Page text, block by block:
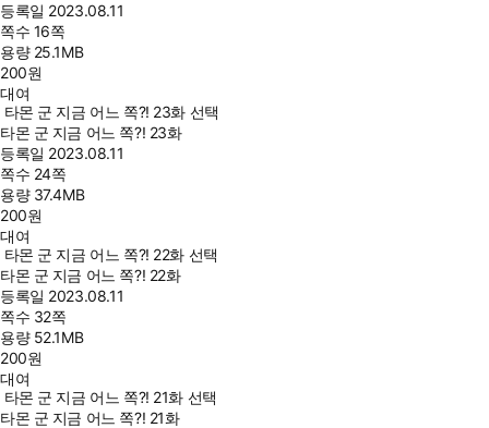
등록일 2023.08.11
쪽수 16쪽
용량 25.1MB
200원
대여
타몬 군 지금 어느 쪽?! 23화 선택
타몬 군 지금 어느 쪽?! 23화
등록일 2023.08.11
쪽수 24쪽
용량 37.4MB
200원
대여
타몬 군 지금 어느 쪽?! 22화 선택
타몬 군 지금 어느 쪽?! 22화
등록일 2023.08.11
쪽수 32쪽
용량 52.1MB
200원
대여
타몬 군 지금 어느 쪽?! 21화 선택
타몬 군 지금 어느 쪽?! 21화